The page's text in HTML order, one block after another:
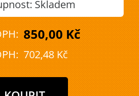
Skladem
850,00 Kč
702,48 Kč